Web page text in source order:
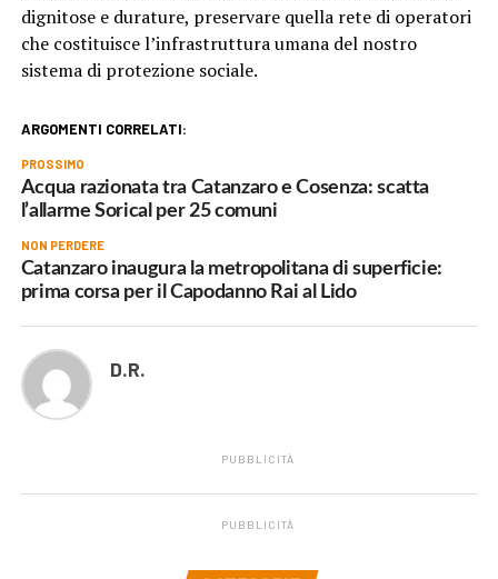
dignitose e durature, preservare quella rete di operatori
che costituisce l’infrastruttura umana del nostro
sistema di protezione sociale.
ARGOMENTI CORRELATI:
PROSSIMO
Acqua razionata tra Catanzaro e Cosenza: scatta
l’allarme Sorical per 25 comuni
NON PERDERE
Catanzaro inaugura la metropolitana di superficie:
prima corsa per il Capodanno Rai al Lido
D.R.
PUBBLICITÀ
PUBBLICITÀ